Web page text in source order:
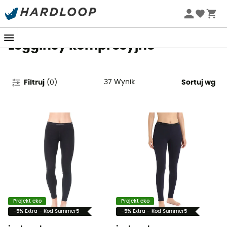
Letnie promocje 🔥 -5% DODATKOWO przy zakupie 2
Legginsy kompresyjne
Filtruj (0 ) 37 Wynik Sortuj wg
Projekt eko
-5% Extra - Kod Summer5
Projekt eko
-5% Extra - Kod Summer5